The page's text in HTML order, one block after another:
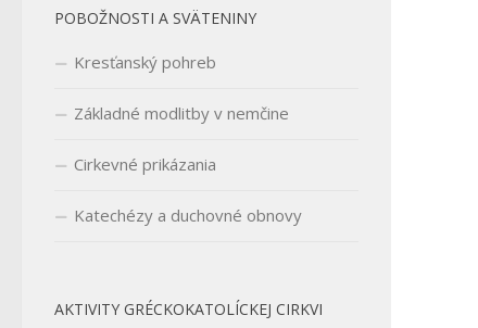
POBOŽNOSTI A SVÄTENINY
Kresťanský pohreb
Základné modlitby v nemčine
Cirkevné prikázania
Katechézy a duchovné obnovy
AKTIVITY GRÉCKOKATOLÍCKEJ CIRKVI